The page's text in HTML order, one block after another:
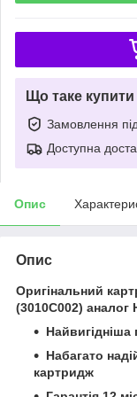
Що таке
Замовлення
Доступна
Опис
Опис
Оригінальний
(3010C002) аналог
Найвигідніша
Набагато
картридж